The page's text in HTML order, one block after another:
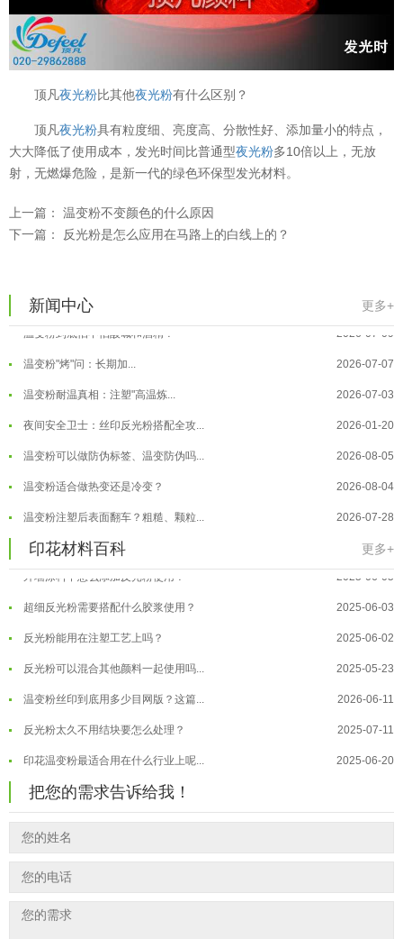
顶凡夜光粉比其他夜光粉有什么区别？
顶凡夜光粉具有粒度细、亮度高、分散性好、添加量小的特点，
大大降低了使用成本，发光时间比普通型夜光粉多10倍以上，无放
射，无燃爆危险，是新一代的绿色环保型发光材料。
上一篇： 温变粉不变颜色的什么原因
下一篇：
反光粉是怎么应用在马路上的白线上的？
新闻中心 更多+
温变粉可以做防伪标签、温变防伪吗... 2026-08-05
温变粉适合做热变还是冷变？
温变粉注塑后表面翻车？粗糙、颗粒...
温变粉保质期有多久？开封后如何保...
温变粉"罢工"指南：为... 2026-07-10
温变粉到底怕不怕酸碱和酒精？ 2026-07-09
温变粉"烤"问：长期加... 2026-07-07
温变粉耐温真相：注塑"高温炼... 2026-07-03
夜间安全卫士：丝印反光粉搭配全攻... 2026-01-20
温变粉可以做防伪标签、温变防伪吗... 2026-08-05
温变粉适合做热变还是冷变？ 2026-08-04
温变粉注塑后表面翻车？粗糙、颗粒... 2026-07-28
温变粉保质期有多久？开封后如何保... 2026-07-20
温变粉大批量保存指南｜做对这几步... 2026-07-17
温变粉"罢工"指南：为... 2026-07-10
温变粉到底怕不怕酸碱和酒精？ 2026-07-09
温变粉"烤"问：长期加... 2026-07-07
温变粉耐温真相：注塑"高温炼... 2026-07-03
夜间安全卫士：丝印反光粉搭配全攻... 2026-01-20
印花材料百科 更多+
温变粉丝印到底用多少目网版？这篇... 2026-06-11
反光粉太久不用结块要怎么处理？ 2025-07-11
印花温变粉最适合用在什么行业上呢... 2025-06-20
油性反光粉怎么印花效果最好？ 2025-06-18
超细反光粉怎么印牢度才会更好？ 2025-06-11
反光粉是永久有效的吗？能用多久？ 2025-06-10
外墙涂料中怎么添加反光粉使用？ 2025-06-05
超细反光粉需要搭配什么胶浆使用？ 2025-06-03
反光粉能用在注塑工艺上吗？ 2025-06-02
反光粉可以混合其他颜料一起使用吗... 2025-05-23
温变粉丝印到底用多少目网版？这篇... 2026-06-11
反光粉太久不用结块要怎么处理？ 2025-07-11
印花温变粉最适合用在什么行业上呢... 2025-06-20
油性反光粉怎么印花效果最好？
超细反光粉怎么印牢度才会更好？ 2025-06-11
反光粉是永久有效的吗？能用多久？
外墙涂料中怎么添加反光粉使用？
超细反光粉需要搭配什么胶浆使用？
把您的需求告诉给我！